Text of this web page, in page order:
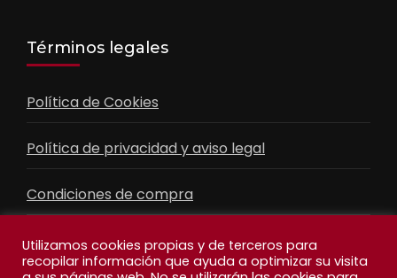
Términos legales
Política de Cookies
Política de privacidad y aviso legal
Condiciones de compra
Contacto
Utilizamos cookies propias y de terceros para
recopilar información que ayuda a optimizar su visita